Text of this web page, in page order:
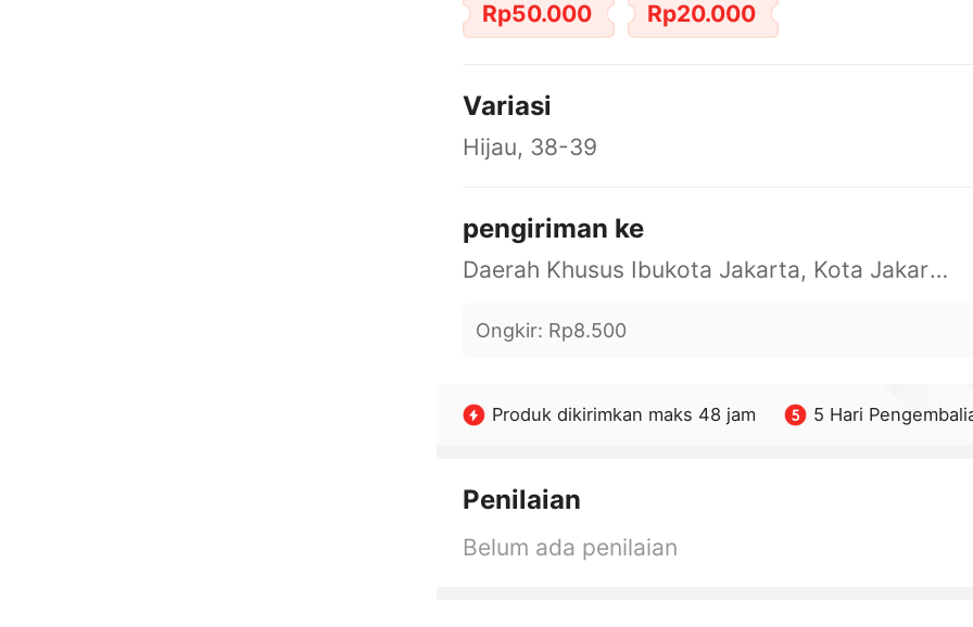
Rp50.000 Rp20.000
Variasi
Hijau, 38-39
pengiriman ke
Daerah Khusus Ibukota Jakarta, Kota Jakarta Barat, Cengkareng, yy
Ongkir: Rp8.500
Produk dikirimkan maks 48 jam 5 Hari
Penilaian
Belum ada penilaian